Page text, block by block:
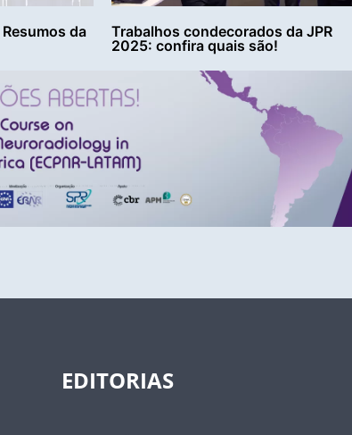
da
Trabalhos condecorados da JPR
2025: confira quais são!
EDITORIAS